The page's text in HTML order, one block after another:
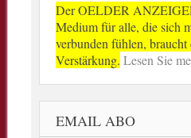
Der OELDER
Medium für alle, die sich
verbunden fühlen, braucht
Verstärkung. Lesen Sie
EMAIL ABO